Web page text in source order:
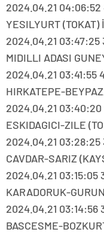
2024.04.21
YESILYURT (TOKAT)
2024.04.21 03:47:25
MIDILLI ADASI
2024.04.21 03:41:55
HIRKATEPE-
2024.04.21 03:40:20
ESKIDAGICI-ZILE
2024.04.21 03:28:25
CAVDAR-SARIZ
2024.04.21 03:15:05
KARADORUK-
2024.04.21 03:14:56
BASCESME-